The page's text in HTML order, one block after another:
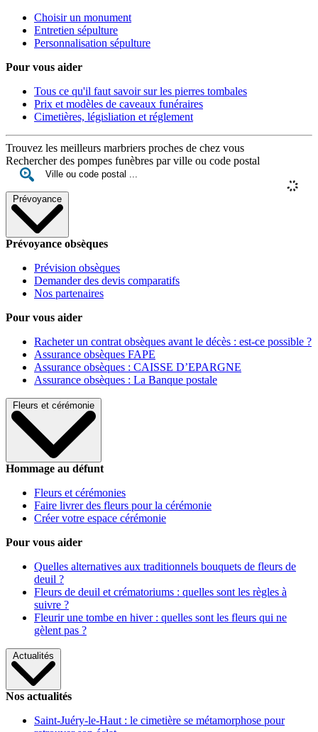
Choisir un monument
Entretien sépulture
Personnalisation sépulture
Pour vous aider
Tous ce qu'il faut savoir sur les pierres tombales
Prix et modèles de caveaux funéraires
Cimetières, législiation et réglement
Trouvez les meilleurs marbriers proches de chez vous
Rechercher des pompes funèbres par ville ou code postal
Prévoyance
Prévoyance obsèques
Prévision obsèques
Demander des devis comparatifs
Nos partenaires
Pour vous aider
Racheter un contrat obsèques avant le décès : est-ce possible ?
Assurance obsèques FAPE
Assurance obsèques : CAISSE D’EPARGNE
Assurance obsèques : La Banque postale
Fleurs et cérémonie
Hommage au défunt
Fleurs et cérémonies
Faire livrer des fleurs pour la cérémonie
Créer votre espace cérémonie
Pour vous aider
Quelles alternatives aux traditionnels bouquets de fleurs de
deuil ?
Fleurs de deuil et crématoriums : quelles sont les règles à
suivre ?
Fleurir une tombe en hiver : quelles sont les fleurs qui ne
gèlent pas ?
Actualités
Nos actualités
Saint-Juéry-le-Haut : le cimetière se métamorphose pour